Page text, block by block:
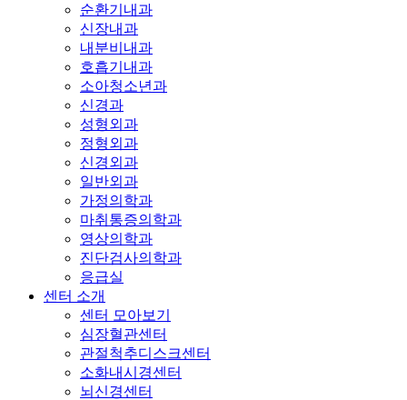
순환기내과
신장내과
내분비내과
호흡기내과
소아청소년과
신경과
성형외과
정형외과
신경외과
일반외과
가정의학과
마취통증의학과
영상의학과
진단검사의학과
응급실
센터 소개
센터 모아보기
심장혈관센터
관절척추디스크센터
소화내시경센터
뇌신경센터